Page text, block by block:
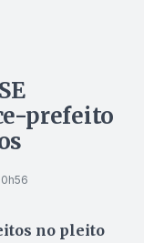
prefeito
no pleito